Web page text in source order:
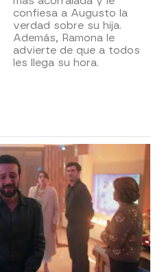
confiesa a Augusto la
verdad sobre su hija.
Además, Ramona le
advierte de que a todos
les llega su hora.